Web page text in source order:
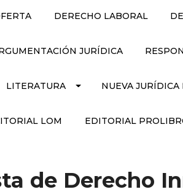
DERECHO LABORAL
JURÍDICA
LITERATURA NUEVA JURÍDICA
LOM EDITORIAL
de Derecho